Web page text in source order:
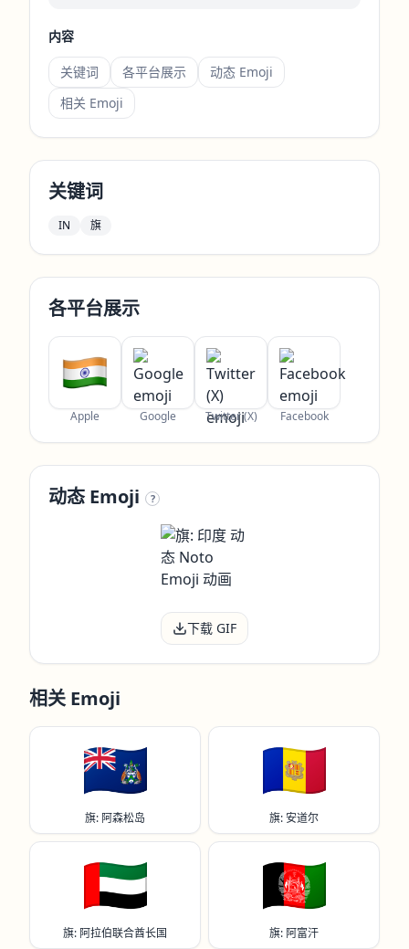
内容
关键词 各平台展示
动态 Emoji
相关 Emoji
关键词
IN 旗
各平台展示
Apple Google Twitter (X) Facebook
动态 Emoji ?
下载 GIF
相关 Emoji
🇦🇨
旗: 阿森松岛
🇦🇩
旗: 安道尔
🇦🇪
旗: 阿拉伯联合酋长国
🇦🇫
旗: 阿富汗